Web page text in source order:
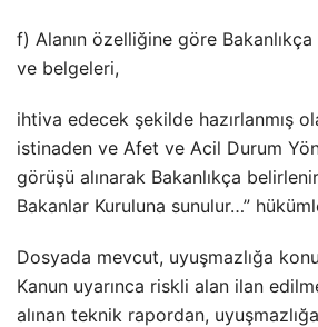
f) Alanın özelliğine göre
ve belgeleri,
ihtiva edecek şekilde hazırlanmış
istinaden ve Afet ve Acil Durum
görüşü alınarak Bakanlıkça
Bakanlar Kuruluna sunulur…”
Dosyada mevcut, uyuşmazlığa
Kanun uyarınca riskli alan ilan
alınan teknik rapordan,